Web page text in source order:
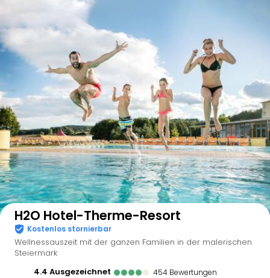
Auf der Karte anzeigen
H2O Hotel-Therme-Resort
Kostenlos stornierbar
Wellnessauszeit mit der ganzen Familien in der malerischen
Steiermark
4.4
ausgezeichnet 454 Bewertungen